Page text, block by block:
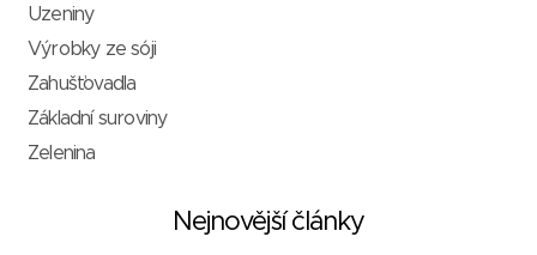
Uzeniny
Výrobky ze sóji
Zahušťovadla
Základní suroviny
Zelenina
Nejnovější články